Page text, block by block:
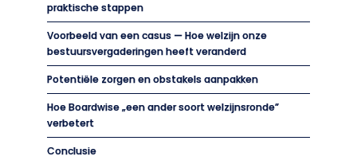
praktische stappen
Voorbeeld van een casus — Hoe welzijn onze
bestuursvergaderingen heeft veranderd
Potentiële zorgen en obstakels aanpakken
Hoe Boardwise „een ander soort welzijnsronde”
verbetert
Conclusie